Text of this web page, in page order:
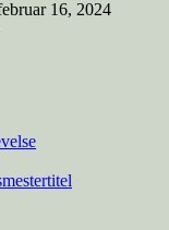
16, 2024